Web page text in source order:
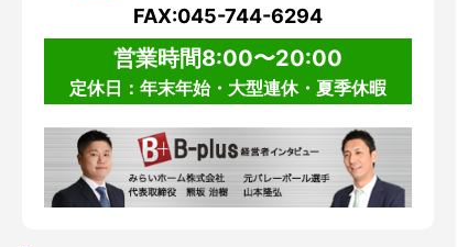
FAX:045-744-6294
営業時間8:00〜20:00
定休日：年末年始・大型連休・夏季休暇